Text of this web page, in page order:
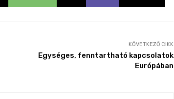
KÖVETKEZŐ CIKK
Egységes, fenntartható kapcsolatok
Európában